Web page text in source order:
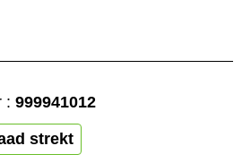
: 999941012
strekt